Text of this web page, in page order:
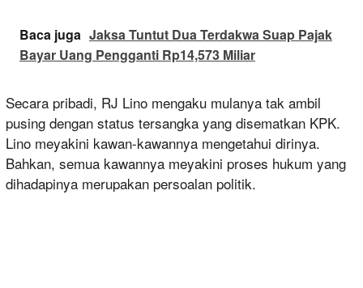
Baca juga Jaksa Tuntut Dua Terdakwa Suap Pajak
Bayar Uang Pengganti Rp14,573 Miliar
Secara pribadi, RJ Lino mengaku mulanya tak ambil
pusing dengan status tersangka yang disematkan KPK.
Lino meyakini kawan-kawannya mengetahui dirinya.
Bahkan, semua kawannya meyakini proses hukum yang
dihadapinya merupakan persoalan politik.